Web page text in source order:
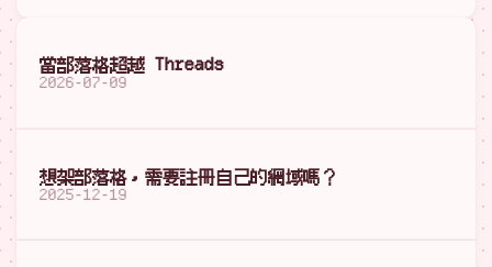
當部落格超越 Threads
2026-07-09
想架部落格，需要註冊自己的網域嗎？
2025-12-19